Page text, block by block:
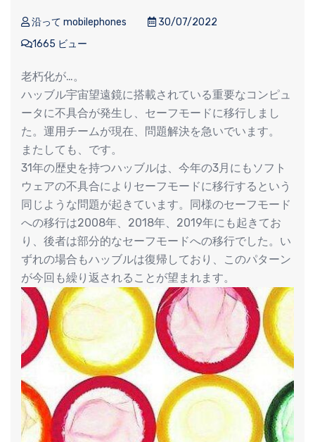
沿って mobilephones
30/07/2022
1665 ビュー
老朽化が…。
ハッブル宇宙望遠鏡に搭載されている重要なコンピュ
ータに不具合が発生し、セーフモードに移行しまし
た。運用チームが現在、問題解決を急いでいます。
またしても、です。
31年の歴史を持つハッブルは、今年の3月にもソフト
ウェアの不具合によりセーフモードに移行するという
同じような問題が起きています。同様のセーフモード
への移行は2008年、2018年、2019年にも起きてお
り、後者は部分的なセーフモードへの移行でした。い
ずれの場合もハッブルは復帰しており、このパターン
が今回も繰り返されることが望まれます。